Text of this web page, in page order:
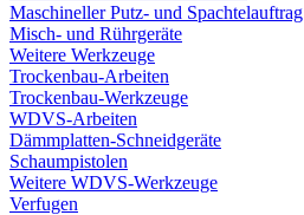
Maschineller Putz- und Spachtelauftrag
Misch- und Rührgeräte
Weitere Werkzeuge
Trockenbau-Arbeiten
Trockenbau-Werkzeuge
WDVS-Arbeiten
Dämmplatten-Schneidgeräte
Schaumpistolen
Weitere WDVS-Werkzeuge
Verfugen